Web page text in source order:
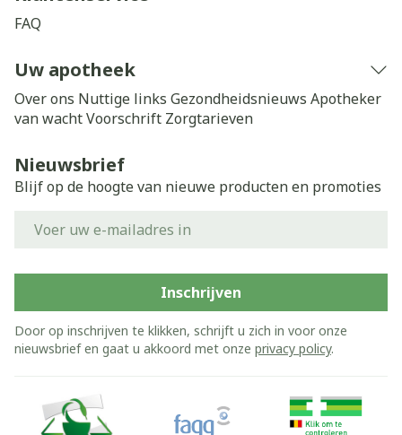
FAQ
Uw apotheek
Over ons Nuttige links Gezondheidsnieuws Apotheker
van wachtVoorschrift Zorgtarieven
Nieuwsbrief
Blijf op de hoogte van nieuwe producten en promoties
Inschrijven
Door op inschrijven te klikken, schrijft u zich in voor onze
nieuwsbrief en gaat u akkoord met onze privacy policy.